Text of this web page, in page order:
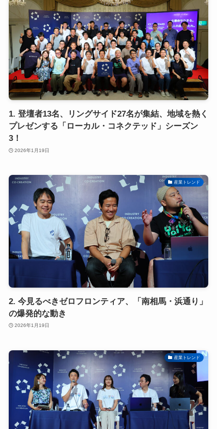
1. 登壇者13名、リングサイド27名が集結、地域を熱く
プレゼンする「ローカル・コネクテッド」シーズン
3！
2026年1月19日
産業トレンド
2. 今見るべきゼロフロンティア、「南相馬・浜通り」
の爆発的な動き
2026年1月19日
産業トレンド